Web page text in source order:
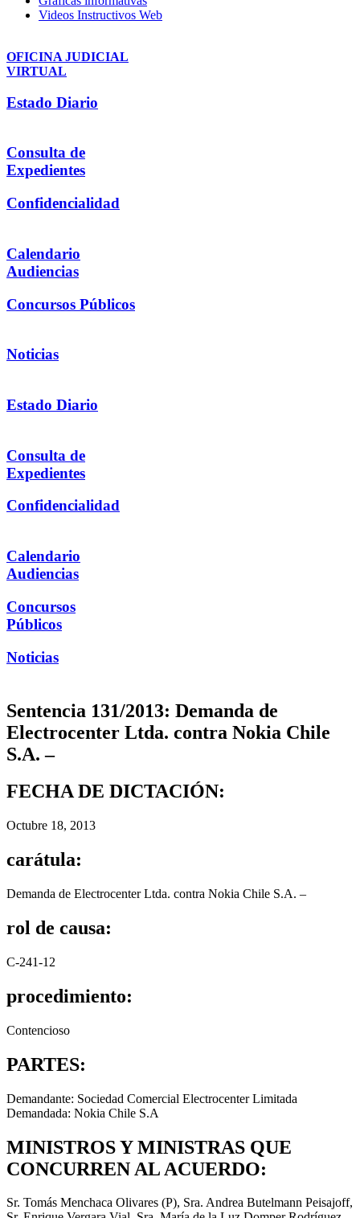
Videos Instructivos Web
OFICINA JUDICIAL
VIRTUAL
Estado Diario
Consulta de
Expedientes
Confidencialidad
Calendario
Audiencias
Concursos Públicos
Noticias
Estado Diario
Consulta de
Expedientes
Confidencialidad
Calendario
Audiencias
Concursos
Públicos
Noticias
Sentencia 131/2013: Demanda de
Electrocenter Ltda. contra Nokia Chile
S.A. –
FECHA DE DICTACIÓN:
Octubre 18, 2013
carátula:
Demanda de Electrocenter Ltda. contra Nokia Chile S.A. –
rol de causa:
C-241-12
procedimiento:
Contencioso
PARTES:
Demandante: Sociedad Comercial Electrocenter Limitada
Demandada: Nokia Chile S.A
MINISTROS Y MINISTRAS QUE
CONCURREN AL ACUERDO:
Sr. Tomás Menchaca Olivares (P), Sra. Andrea Butelmann Peisajoff,